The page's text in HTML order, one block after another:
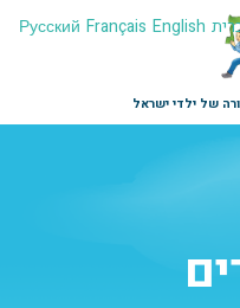
של ילדי ישראל
English
Français
Русский